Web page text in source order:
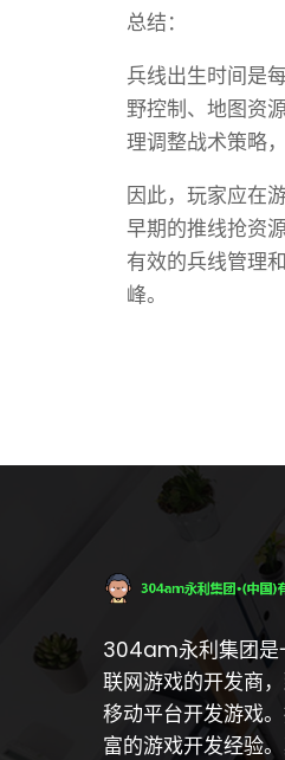
总结：
兵线出生时间是
野控制、地图资
理调整战术策略
因此，玩家应在
早期的推线抢资
有效的兵线管理
峰。
304am永利集团是
联网游戏的开发商
移动平台开发游戏
富的游戏开发经验